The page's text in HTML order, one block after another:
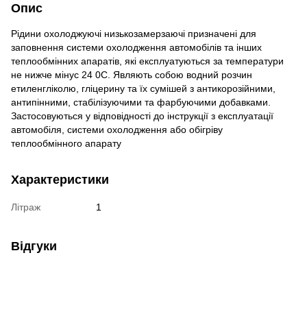
Опис
Рідини охолоджуючі низькозамерзаючі призначені для
заповнення системи охолодження автомобілів та інших
теплообмінних апаратів, які експлуатуються за температури
не нижче мінус 24 0С. Являють собою водний розчин
етиленгліколю, гліцерину та їх сумішей з антикорозійними,
антипінними, стабілізуючими та фарбуючими добавками.
Застосовуються у відповідності до інструкції з експлуатації
автомобіля, системи охолодження або обігріву
теплообмінного апарату
Характеристики
Літраж 1
Відгуки